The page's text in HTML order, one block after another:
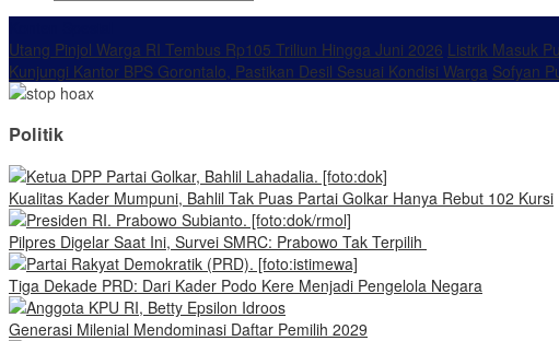
Utang Pinjol Warga RI Tembus Rp105 Triliun Hingga Juni 2026 Listrik Masuk
Kunjungi Kantor BPS Gorontalo, Pastikan Desil Sesuai Kondisi Warga Sofyan
Politik
Kualitas Kader Mumpuni, Bahlil Tak Puas Partai Golkar Hanya Rebut 102 Kursi
Pilpres Digelar Saat Ini, Survei SMRC: Prabowo Tak Terpilih
Tiga Dekade PRD: Dari Kader Podo Kere Menjadi Pengelola Negara
Generasi Milenial Mendominasi Daftar Pemilih 2029